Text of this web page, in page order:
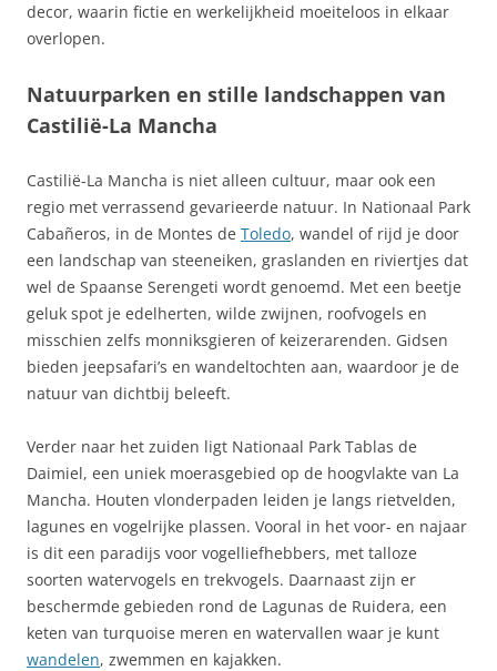
decor, waarin fictie en werkelijkheid moeiteloos in elkaar
overlopen.
Natuurparken en stille landschappen van
Castilië-La Mancha
Castilië-La Mancha is niet alleen cultuur, maar ook een
regio met verrassend gevarieerde natuur. In Nationaal Park
Cabañeros, in de Montes de Toledo, wandel of rijd je door
een landschap van steeneiken, graslanden en riviertjes dat
wel de Spaanse Serengeti wordt genoemd. Met een beetje
geluk spot je edelherten, wilde zwijnen, roofvogels en
misschien zelfs monniksgieren of keizerarenden. Gidsen
bieden jeepsafari’s en wandeltochten aan, waardoor je de
natuur van dichtbij beleeft.
Verder naar het zuiden ligt Nationaal Park Tablas de
Daimiel, een uniek moerasgebied op de hoogvlakte van La
Mancha. Houten vlonderpaden leiden je langs rietvelden,
lagunes en vogelrijke plassen. Vooral in het voor- en najaar
is dit een paradijs voor vogelliefhebbers, met talloze
soorten watervogels en trekvogels. Daarnaast zijn er
beschermde gebieden rond de Lagunas de Ruidera, een
keten van turquoise meren en watervallen waar je kunt
wandelen, zwemmen en kajakken.